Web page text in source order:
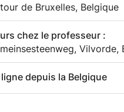
de Bruxelles, Belgique
chez le professeur :
Vilvorde,
ligne depuis la Belgique